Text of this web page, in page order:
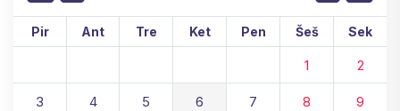
Pir Ant Tre Ket Pen Šeš Sek
1 2
3 4 5 6 7 8 9